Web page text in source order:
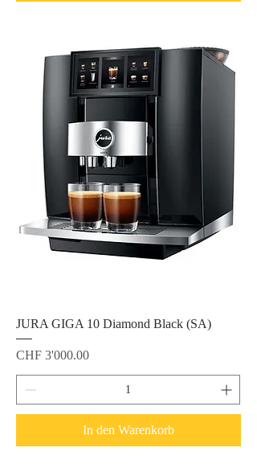
JURA GIGA 10 Diamond Black (SA)
Preis
CHF 3'000.00
In den Warenkorb